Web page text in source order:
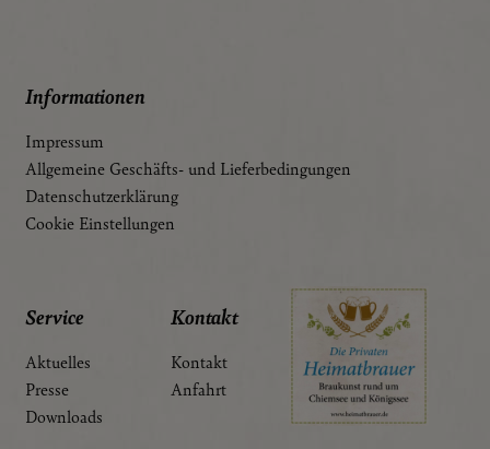
Informationen
Impressum
Allgemeine Geschäfts- und Lieferbedingungen
Datenschutzerklärung
Cookie Einstellungen
Service
Aktuelles
Presse
Downloads
Kontakt
Kontakt
Anfahrt